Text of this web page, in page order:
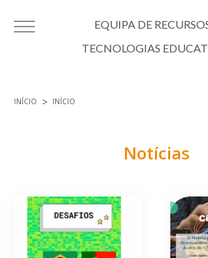
EQUIPA DE
TECNOLOGIAS
INÍCIO INÍCIO
Notícias
Páginas